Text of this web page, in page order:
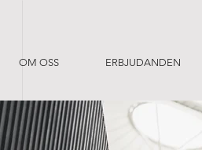
OM OSS ERBJUDANDEN